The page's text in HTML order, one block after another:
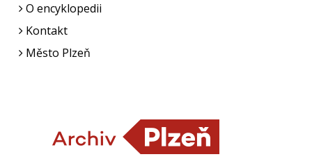
O encyklopedii
Kontakt
Město Plzeň